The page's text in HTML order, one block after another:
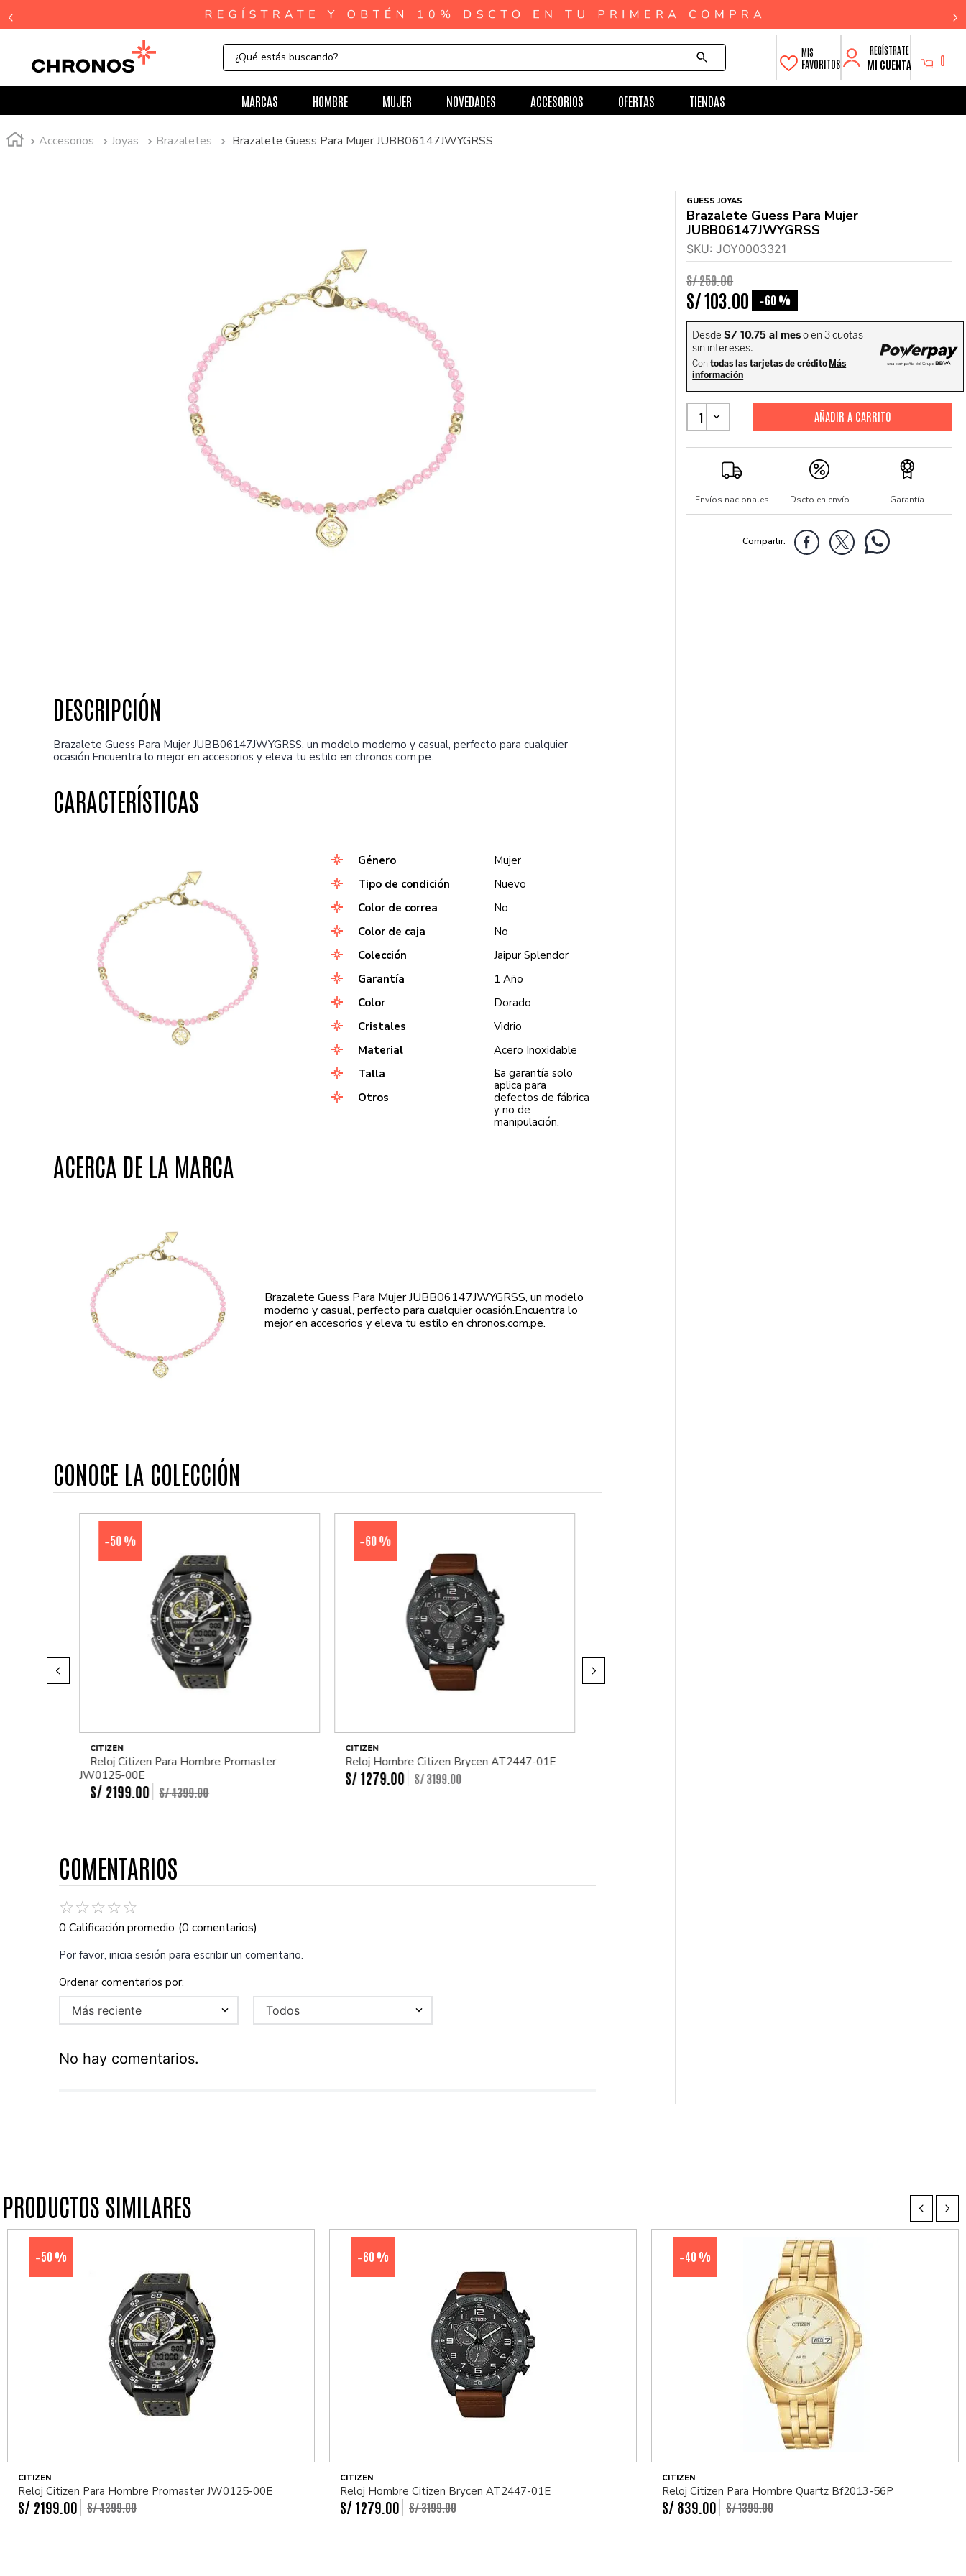
¿Qué estás buscando?
FAVORITOS MI CUENTA 0
MARCAS HOMBRE MUJER NOVEDADES ACCESORIOS OFERTAS TIENDAS
Accesorios Joyas Brazaletes Brazalete Guess Para Mujer JUBB06147JWYGRSS
Brazalete Guess Para Mujer JUBB06147JWYGRSS, un modelo moderno y casual, perfecto para cualquier
ocasión.Encuentra lo mejor en accesorios y eleva tu estilo en chronos.com.pe.
Género
Mujer
Tipo de condición
Nuevo
Color de correa
No
Color de caja
No
Colección
Jaipur Splendor
Garantía
1 Año
Color
Dorado
Cristales
Vidrio
Material
Acero Inoxidable
Talla
S
Otros
La garantía solo
aplica para
defectos de fábrica
y no de
manipulación.
ACERCA DE LA MARCA
Brazalete Guess Para Mujer JUBB06147JWYGRSS, un modelo
moderno y casual, perfecto para cualquier ocasión.Encuentra lo
mejor en accesorios y eleva tu estilo en chronos.com.pe.
CONOCE LA COLECCIÓN
-50 %
CITIZEN
Reloj Citizen Para Hombre Promaster
JW0125-00E
S/ 2199.00 S/4399.00
-60 %
CITIZEN
Reloj Hombre Citizen Brycen AT2447-01E
S/1279.00 S/3199.00
COMENTARIOS
☆☆☆☆☆
0 Calificación promedio (0 comentarios)
Por favor, inicia sesión para escribir un comentario.
Más reciente Todos
No hay comentarios.
GUESS JOYAS
Brazalete Guess Para Mujer
JUBB06147JWYGRSS
SKU:JOY0003321
S/259.00
S/103 00 -60 %
1
Envíos nacionales Dscto en envío Garantía
PRODUCTOS SIMILARES
-50 %
CITIZEN
Reloj Citizen Para Hombre Promaster JW0125-00E
S/ 2199 00 S/4399.00
-60 %
CITIZEN
Reloj Hombre Citizen Brycen AT2447-01E
S/1279 00 S/3199.00
-40 %
CITIZEN
Reloj Citizen Para Hombre Quartz Bf2013-56P
S/839 00 S/1399.00